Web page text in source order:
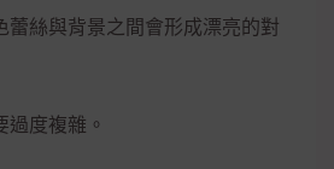
蕾絲與背景之間會形成漂亮的對
過度複雜。